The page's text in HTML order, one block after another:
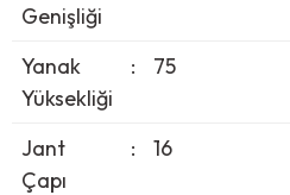
Genişliği
Yanak
Yüksekliği
: 75
Jant
Çapı
: 16